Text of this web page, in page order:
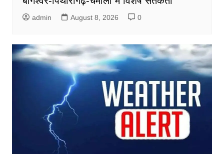
admin August 8, 2026 0